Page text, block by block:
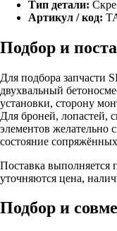
Тип детали:
Артикул / код:
Подбор и
Для подбора запчасти
двухвальный
установки, сторону
Для броней, лопастей,
элементов желательно
состояние
Поставка выполняется
уточняются цена,
Подбор и